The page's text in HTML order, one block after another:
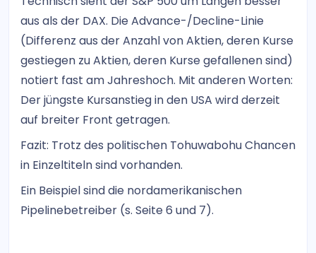
aus als der DAX. Die Advance-/Decline-Linie
(Differenz aus der Anzahl von Aktien, deren Kurse
gestiegen zu Aktien, deren Kurse gefallenen sind)
notiert fast am Jahreshoch. Mit anderen Worten:
Der jüngste Kursanstieg in den USA wird derzeit
auf breiter Front getragen.
Fazit: Trotz des politischen Tohuwabohu Chancen
in Einzeltiteln sind vorhanden.
Ein Beispiel sind die nordamerikanischen
Pipelinebetreiber (s. Seite 6 und 7).